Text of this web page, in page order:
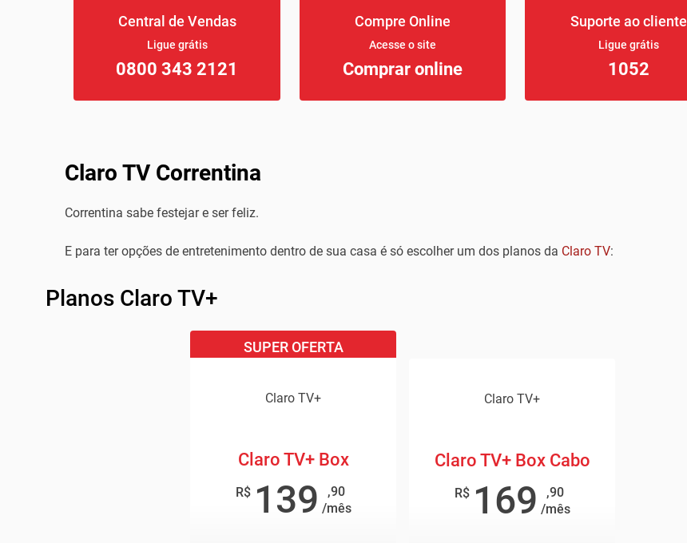
Central de Vendas
Ligue grátis
0800 343 2121
Compre Online
Acesse o site
Comprar online
Suporte ao cliente
Ligue grátis
1052
Claro TV Correntina
Correntina sabe festejar e ser feliz.
E para ter opções de entretenimento dentro de sua casa é só escolher um dos planos da Claro TV:
Planos Claro TV+
SUPER OFERTA
Claro TV+
Claro TV+ Box
R$ 139
,90
/mês
Claro TV+
Claro TV+ Box Cabo
R$ 169
,90
/mês